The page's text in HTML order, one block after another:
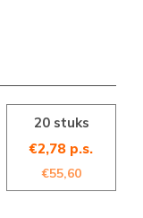
20 stuks
€2,78 p.s.
€55,60